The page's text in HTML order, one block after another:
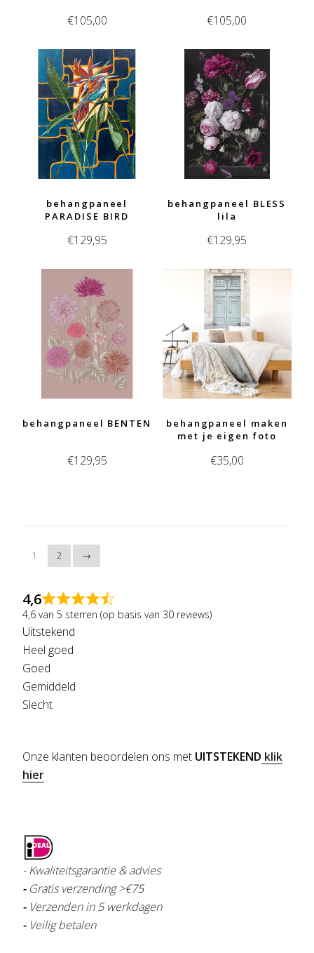
€105,00 €105,00
behangpaneel
PARADISE BIRD
€129,95
behangpaneel BLESS
lila
€129,95
behangpaneel BENTEN
€129,95
behangpaneel maken
met je eigen foto
€35,00
1 2 →
4,6
4,6 van 5 sterren (op basis van 30 reviews)
Uitstekend
Heel goed
Goed
Gemiddeld
Slecht
Onze klanten beoordelen ons met UITSTEKEND klik
hier
- Kwaliteitsgarantie & advies
- Gratis verzending >€75
- Verzenden in 5 werkdagen
- Veilig betalen